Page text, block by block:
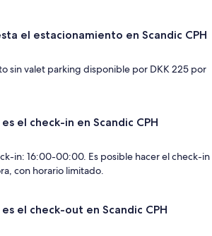
el estacionamiento en Scandic CPH
sin valet parking disponible por DKK 225 por
el check-in en Scandic CPH
in: 16:00-00:00. Es posible hacer el check-in
con horario limitado.
el check-out en Scandic CPH